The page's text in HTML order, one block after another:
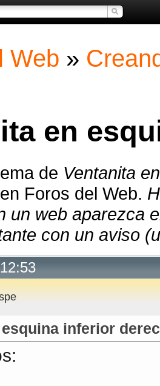
Web »
en
de Ventanita
Foros del Web.
un web aparezca
con un aviso
inferior